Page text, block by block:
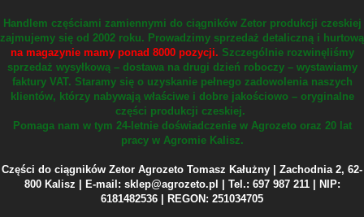
Handlem częściami zamiennymi do ciągników Zetor produkcji czeskiej
zajmujemy się od 2002 roku. Prowadzimy sprzedaż detaliczną i hurtową
na magazynie mamy ponad 8000 pozycji. Szczególnie rozwinęliśmy
sprzedaż wysyłkową – dostawa na drugi dzień roboczy – wystawiamy
faktury VAT. Staramy się o uzyskanie pełnego zadowolenia naszych
klientów, którzy nabywają właściwe i dobre jakościowo – oryginalne
części produkcji czeskiej.
Pomaga nam w tym 24-letnie doświadczenie w Agrozeto oraz 20 lat
pracy w Agromie Kalisz.
Części do ciągników Zetor Agrozeto Tomasz Kałużny | Zachodnia 2, 62-
800 Kalisz | E-mail: sklep@agrozeto.pl | Tel.: 697 987 211 | NIP:
6181482536 | REGON: 251034705